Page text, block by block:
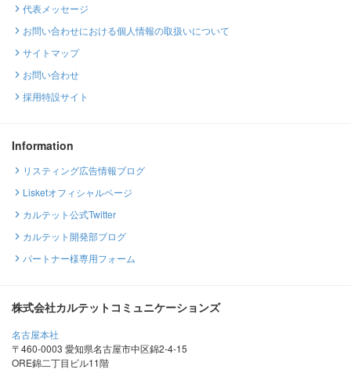
代表メッセージ
お問い合わせにおける個人情報の取扱いについて
サイトマップ
お問い合わせ
採用特設サイト
Information
リスティング広告情報ブログ
Lisketオフィシャルページ
カルテット公式Twitter
カルテット開発部ブログ
パートナー様専用フォーム
株式会社カルテットコミュニケーションズ
名古屋本社
〒460-0003 愛知県名古屋市中区錦2-4-15
ORE錦二丁目ビル11階